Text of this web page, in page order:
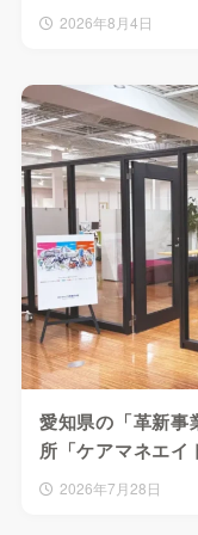
2026年8月4日
愛知県の「革新事
所「ケアマネエイ
2026年7月28日